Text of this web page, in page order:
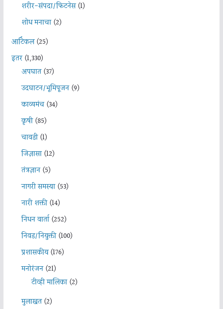
शरीर-संपदा/फिटनेस(1)
शोध मनाचा(2)
आर्टिकल(25)
इतर(1,330)
अपघात(37)
उदघाटन/भूमिपूजन(9)
काव्यमंच(34)
कृषी(85)
चावडी(1)
जिज्ञासा(12)
तंत्रज्ञान(5)
नागरी समस्या(53)
नारी शक्ती(14)
निधन वार्ता(252)
निवड/नियुक्ती(100)
प्रशासकीय(176)
मनोरंजन(21)
टीव्ही मालिका(2)
मुलाखत(2)